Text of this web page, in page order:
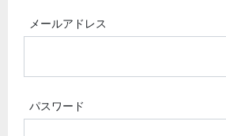
メールアドレス
パスワード